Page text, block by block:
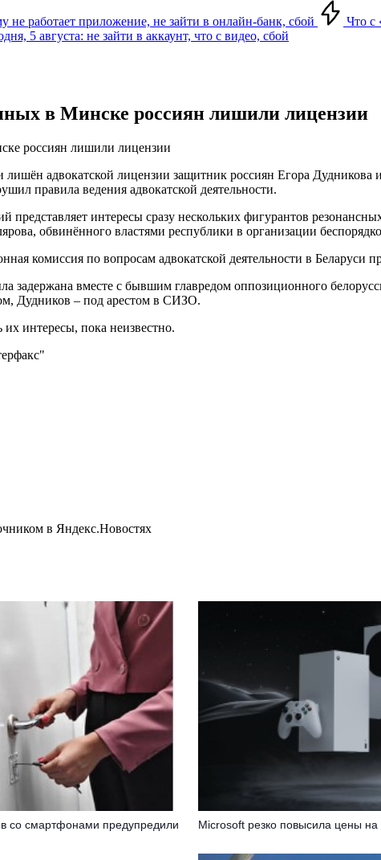
не работает приложение, не зайти в онлайн-банк, сбой Что с
5 августа: не зайти в аккаунт, что с видео, сбой
в Минске россиян лишили лицензии
россиян лишили лицензии
лишён адвокатской лицензии защитник россиян Егора
правила ведения адвокатской деятельности.
представляет интересы сразу нескольких фигурантов
обвинённого властями республики в организации
комиссия по вопросам адвокатской деятельности в Беларуси
задержана вместе с бывшим главредом оппозиционного
Дудников – под арестом в СИЗО.
их интересы, пока неизвестно.
в Яндекс.Новостях
со смартфонами предупредили Microsoft резко повысила цены